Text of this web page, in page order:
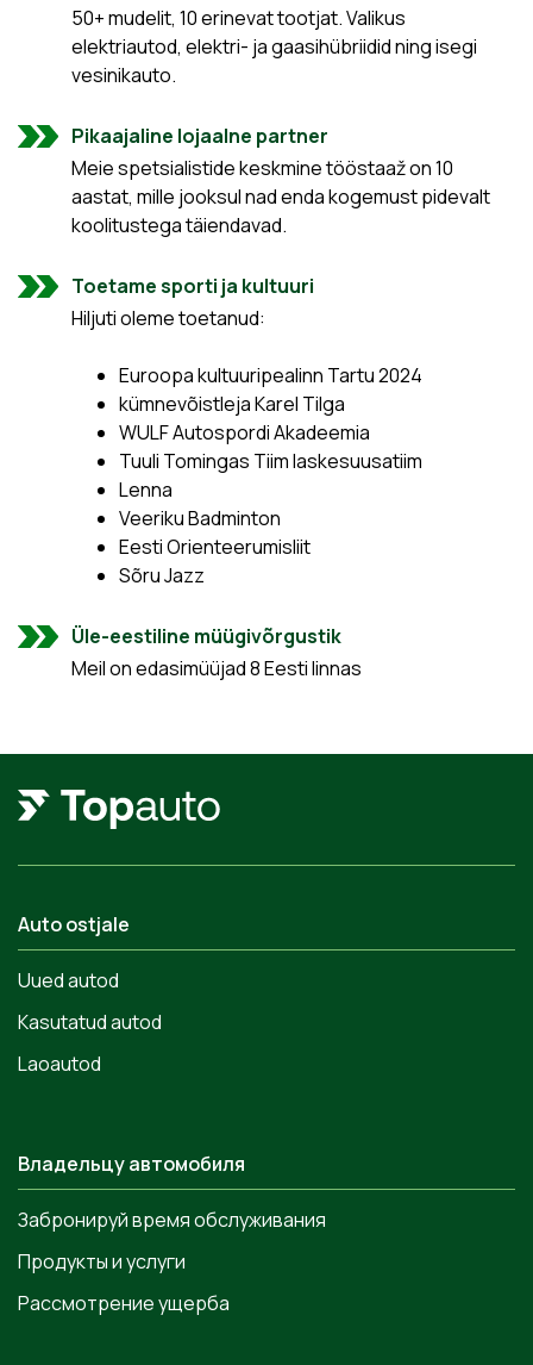
50+ mudelit, 10 erinevat tootjat. Valikus
elektriautod, elektri- ja gaasihübriidid ning isegi
vesinikauto.
Pikaajaline lojaalne partner
Meie spetsialistide keskmine tööstaaž on 10
aastat, mille jooksul nad enda kogemust pidevalt
koolitustega täiendavad.
Toetame sporti ja kultuuri
Hiljuti oleme toetanud:
Euroopa kultuuripealinn Tartu 2024
kümnevõistleja Karel Tilga
WULF Autospordi Akadeemia
Tuuli Tomingas Tiim laskesuusatiim
Lenna
Veeriku Badminton
Eesti Orienteerumisliit
Sõru Jazz
Üle-eestiline müügivõrgustik
Meil on edasimüüjad 8 Eesti linnas
Auto ostjale
Uued autod
Kasutatud autod
Laoautod
Владельцу автомобиля
Забронируй время обслуживания
Продукты и услуги
Рассмотрение ущерба